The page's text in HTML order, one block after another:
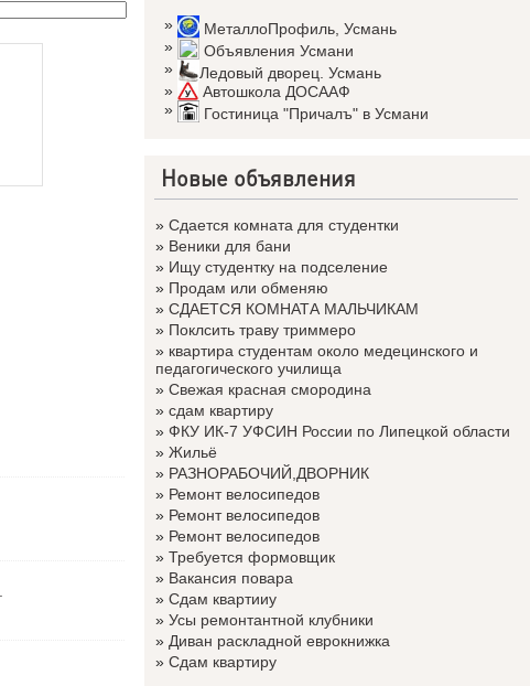
» МеталлоПрофиль Усмань
»
Объявления Усмани
»
Ледовый дворец. Усмань
»
Автошкола ДОСААФ
»
Гостиница "Причалъ" в Усмани
Новые объявления
» Сдается комната для студентки
» Веники для бани
» Ищу студентку на подселение
» Продам или обменяю
» СДАЕТСЯ КОМНАТА МАЛЬЧИКАМ
» Поклсить траву триммеро
» квартира студентам около медецинского и
педагогического училища
» Свежая красная смородина
» сдам квартиру
» ФКУ ИК-7 УФСИН России по Липецкой области
» Жильё
» РАЗНОРАБОЧИЙ,ДВОРНИК
» Ремонт велосипедов
» Ремонт велосипедов
» Ремонт велосипедов
» Требуется формовщик
» Вакансия повара
» Сдам квартииу
» Усы ремонтантной клубники
» Диван раскладной еврокнижка
» Сдам квартиру